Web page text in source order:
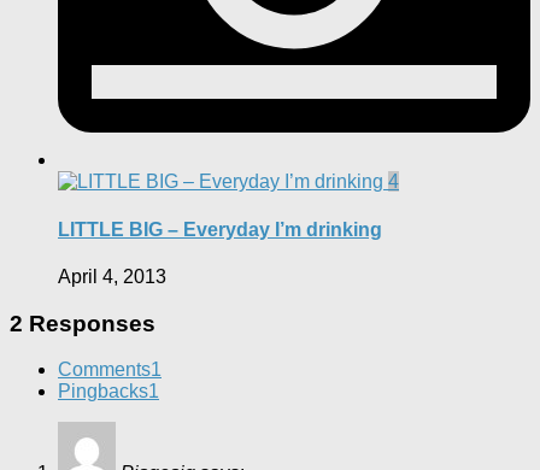
4
LITTLE BIG – Everyday I’m drinking
April 4, 2013
2 Responses
Comments1
Pingbacks1